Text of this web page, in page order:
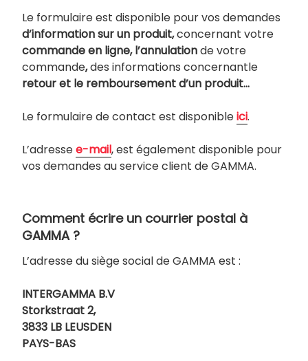
Le formulaire est disponible pour vos demandes
d’information sur un produit,concernant votre
commande en ligne, l’annulationde votre
commande,des informations concernantle
retour et le remboursement d’un produit…
Le formulaire de contact est disponibleici.
L’adressee-mail, est également disponible pour
vos demandes au service client de GAMMA.
Comment écrire un courrier postal à
GAMMA ?
L’adresse du siège social de GAMMA est :
INTERGAMMA B.V
Storkstraat 2,
3833 LB LEUSDEN
PAYS-BAS